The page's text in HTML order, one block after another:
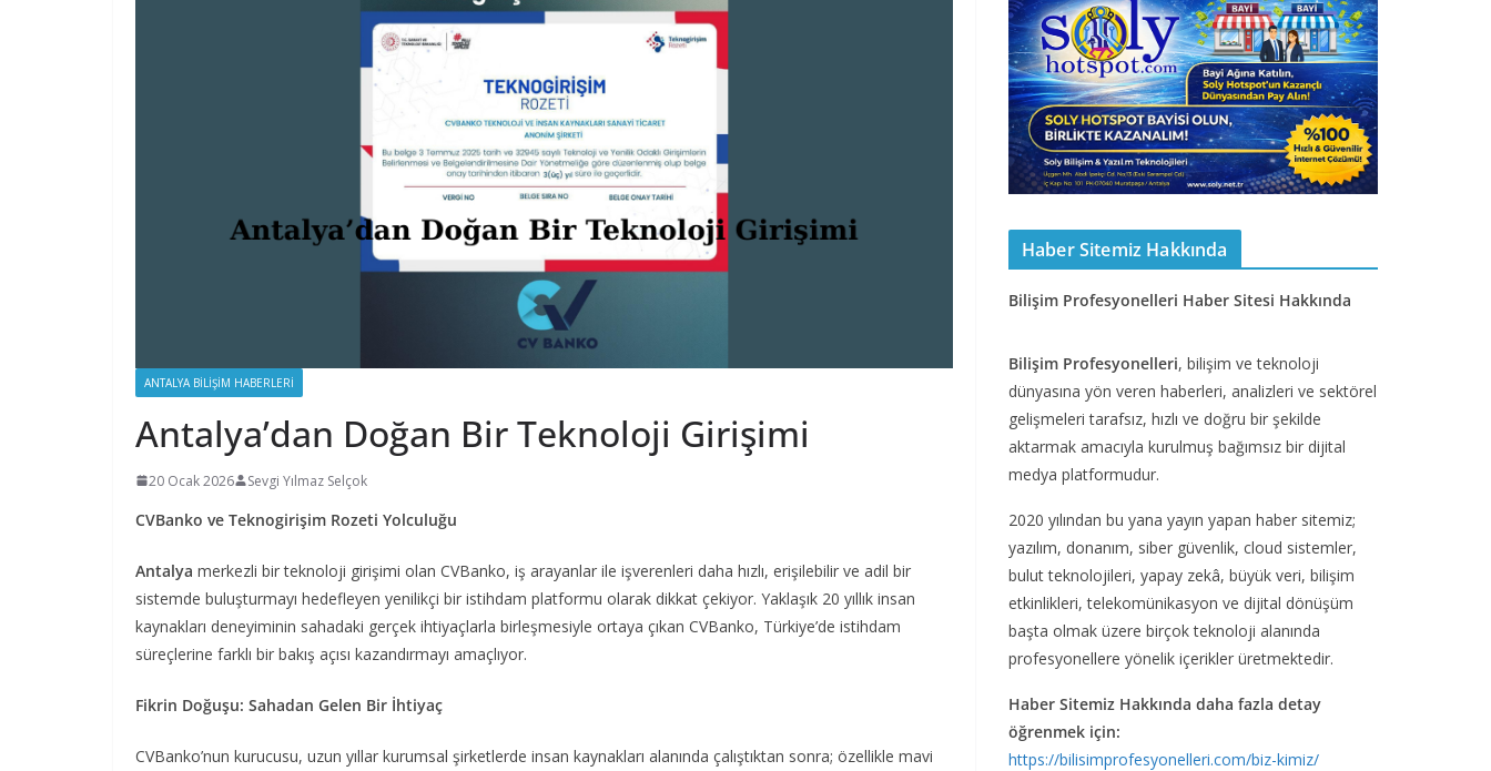
ANTALYA BILIŞIM HABERLERI
Antalya’dan Doğan Bir Teknoloji Girişimi
20 Ocak 2026 Sevgi Yılmaz Selçok
CVBanko ve Teknogirişim Rozeti Yolculuğu
Antalya merkezli bir teknoloji girişimi olan CVBanko, iş arayanlar ile işverenleri daha hızlı, erişilebilir ve adil bir
sistemde buluşturmayı hedefleyen yenilikçi bir istihdam platformu olarak dikkat çekiyor. Yaklaşık 20 yıllık insan
kaynakları deneyiminin sahadaki gerçek ihtiyaçlarla birleşmesiyle ortaya çıkan CVBanko, Türkiye’de istihdam
süreçlerine farklı bir bakış açısı kazandırmayı amaçlıyor.
Fikrin Doğuşu: Sahadan Gelen Bir İhtiyaç
CVBanko’nun kurucusu, uzun yıllar kurumsal şirketlerde insan kaynakları alanında çalıştıktan sonra; özellikle mavi
Haber Sitemiz Hakkında
Bilişim Profesyonelleri Haber Sitesi Hakkında
Bilişim Profesyonelleri, bilişim ve teknoloji
dünyasına yön veren haberleri, analizleri ve sektörel
gelişmeleri tarafsız, hızlı ve doğru bir şekilde
aktarmak amacıyla kurulmuş bağımsız bir dijital
medya platformudur.
2020 yılından bu yana yayın yapan haber sitemiz;
yazılım, donanım, siber güvenlik, cloud sistemler,
bulut teknolojileri, yapay zekâ, büyük veri, bilişim
etkinlikleri, telekomünikasyon ve dijital dönüşüm
başta olmak üzere birçok teknoloji alanında
profesyonellere yönelik içerikler üretmektedir.
Haber Sitemiz Hakkında daha fazla detay
öğrenmek için:
https://bilisimprofesyonelleri.com/biz-kimiz/